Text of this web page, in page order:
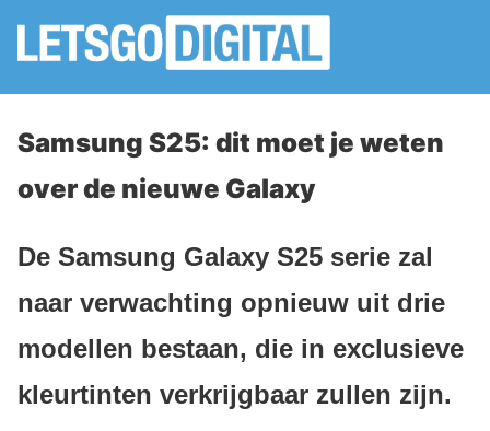
Samsung S25: dit moet je weten
over de nieuwe Galaxy
De Samsung Galaxy S25 serie zal
naar verwachting opnieuw uit drie
modellen bestaan, die in exclusieve
kleurtinten verkrijgbaar zullen zijn.